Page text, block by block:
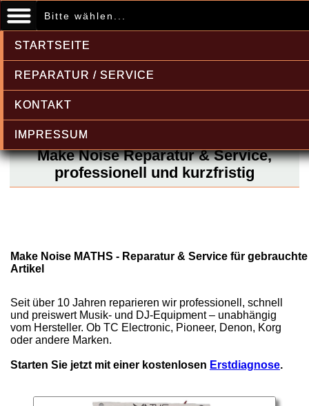
Bitte wählen...
STARTSEITE
REPARATUR / SERVICE
KONTAKT
IMPRESSUM
Make Noise Reparatur & Service,
professionell und kurzfristig
Make Noise MATHS - Reparatur & Service für gebrauchte
Artikel
Seit über 10 Jahren reparieren wir professionell, schnell
und preiswert Musik- und DJ-Equipment – unabhängig
vom Hersteller. Ob TC Electronic, Pioneer, Denon, Korg
oder andere Marken.
Starten Sie jetzt mit einer kostenlosen Erstdiagnose.